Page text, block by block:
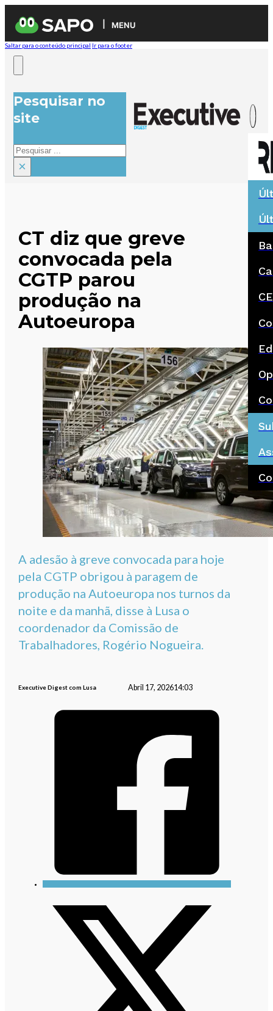
MENU
Saltar para o conteúdo principal Ir para o footer
Pesquisar no
site
Pesquisar
×
CT diz que greve
convocada pela
CGTP parou
produção na
Autoeuropa
A adesão à greve convocada para hoje
pela CGTP obrigou à paragem de
produção na Autoeuropa nos turnos da
noite e da manhã, disse à Lusa o
coordenador da Comissão de
Trabalhadores, Rogério Nogueira.
Executive Digest com Lusa Abril 17, 202614:03